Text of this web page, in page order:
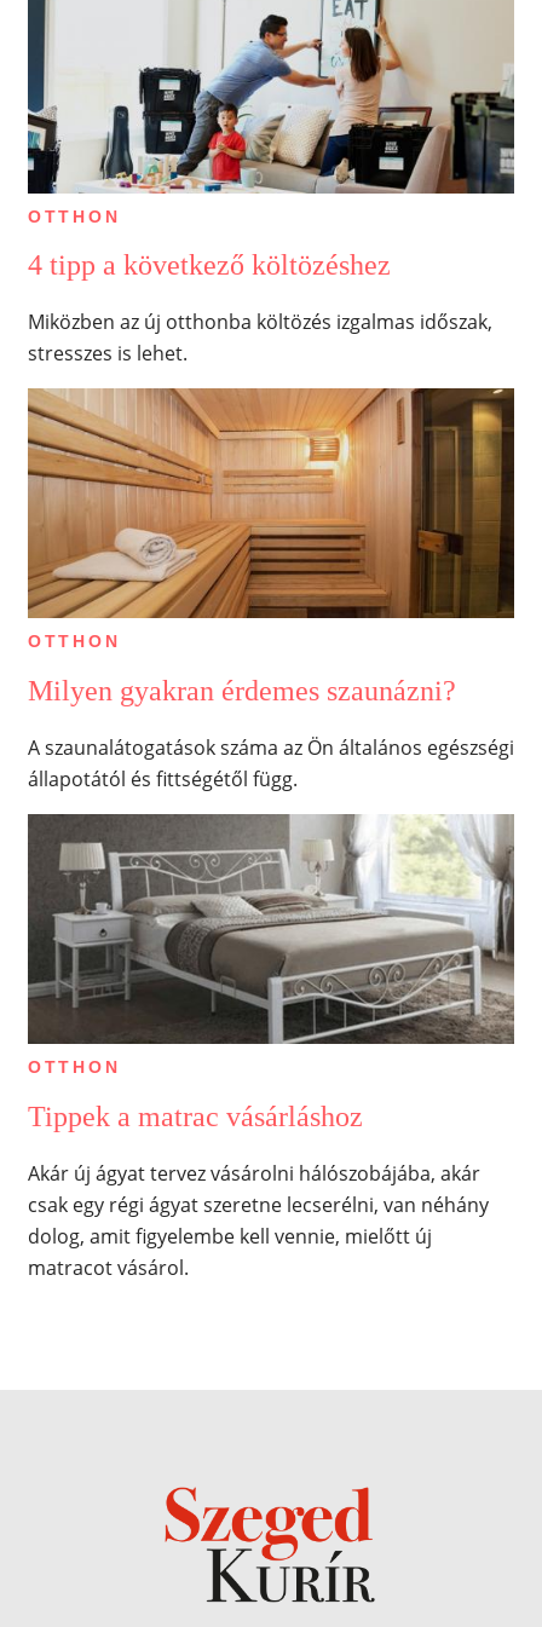
OTTHON
4 tipp a következő költözéshez
Miközben az új otthonba költözés izgalmas időszak,
stresszes is lehet.
OTTHON
Milyen gyakran érdemes szaunázni?
A szaunalátogatások száma az Ön általános egészségi
állapotától és fittségétől függ.
OTTHON
Tippek a matrac vásárláshoz
Akár új ágyat tervez vásárolni hálószobájába, akár
csak egy régi ágyat szeretne lecserélni, van néhány
dolog, amit figyelembe kell vennie, mielőtt új
matracot vásárol.